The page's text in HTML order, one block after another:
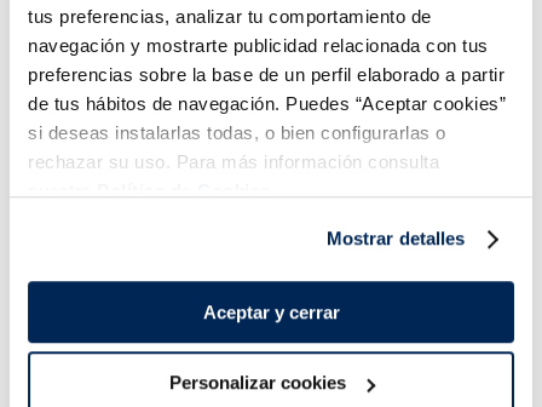
tus preferencias, analizar tu comportamiento de
navegación y mostrarte publicidad relacionada con tus
preferencias sobre la base de un perfil elaborado a partir
de tus hábitos de navegación. Puedes “Aceptar cookies”
si deseas instalarlas todas, o bien configurarlas o
rechazar su uso. Para más información consulta
Mostrar detalles
Aceptar y cerrar
Personalizar cookies
Añadir